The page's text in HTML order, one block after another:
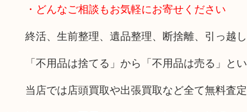
・どんなご相談もお気軽にお寄せください
終活、生前整理、遺品整理、断捨離、引っ越
「不用品は捨てる」から「不用品は売る」と
当店では店頭買取や出張買取など全て無料査